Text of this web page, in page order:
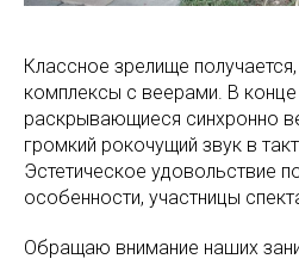
Классное зрелище
комплексы с веерами. В
раскрывающиеся синхронно
громкий рокочущий звук в
Эстетическое удовольствие
особенности, участницы
Обращаю внимание наших